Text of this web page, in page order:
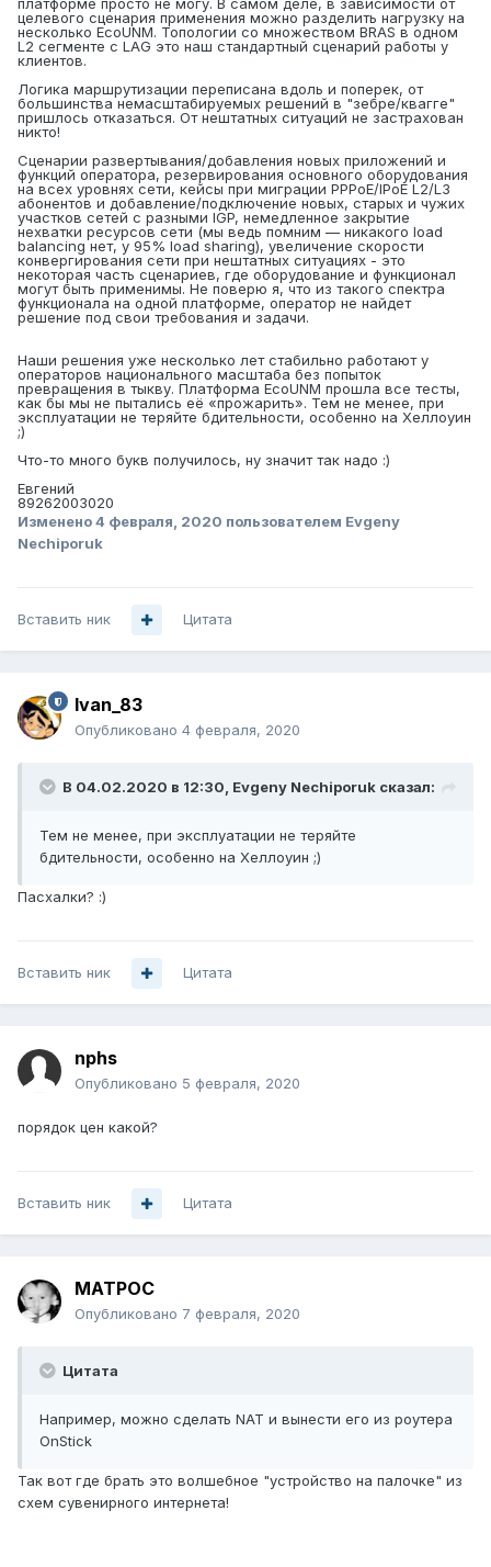
платформе просто не могу. В самом деле, в зависимости от
целевого сценария применения можно разделить нагрузку на
несколько EcoUNM. Топологии со множеством BRAS в одном
L2 сегменте с LAG это наш стандартный сценарий работы у
клиентов.
Логика маршрутизации переписана вдоль и поперек, от
большинства немасштабируемых решений в "зебре/квагге"
пришлось отказаться. От нештатных ситуаций не застрахован
никто!
Сценарии развертывания/добавления новых приложений и
функций оператора, резервирования основного оборудования
на всех уровнях сети, кейсы при миграции PPPoE/IPoE L2/L3
абонентов и добавление/подключение новых, старых и чужих
участков сетей c разными IGP, немедленное закрытие
нехватки ресурсов сети (мы ведь помним — никакого load
balancing нет, у 95% load sharing), увеличение скорости
конвергирования сети при нештатных ситуациях - это
некоторая часть сценариев, где оборудование и функционал
могут быть применимы. Не поверю я, что из такого спектра
функционала на одной платформе, оператор не найдет
решение под свои требования и задачи.
Наши решения уже несколько лет стабильно работают у
операторов национального масштаба без попыток
превращения в тыкву. Платформа EcoUNM прошла все тесты,
как бы мы не пытались её «прожарить». Тем не менее, при
эксплуатации не теряйте бдительности, особенно на Хеллоуин
;)
Что-то много букв получилось, ну значит так надо :)
Евгений
89262003020
Изменено4 февраля, 2020 пользователем Evgeny
Nechiporuk
Вставить ник Цитата
Ivan_83
Опубликовано 4 февраля, 2020
В 04.02.2020 в 12:30, Evgeny Nechiporuk сказал:
Тем не менее, при эксплуатации не теряйте
бдительности, особенно на Хеллоуин ;)
Пасхалки? :)
Вставить ник Цитата
nphs
Опубликовано 5 февраля, 2020
порядок цен какой?
Вставить ник Цитата
MATPOC
Опубликовано 7 февраля, 2020
Цитата
Например, можно сделать NAT и вынести его из роутера
OnStick
Так вот где брать это волшебное "устройство на палочке" из
схем сувенирного интернета!